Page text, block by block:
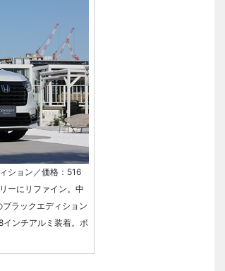
ション／価格：516
ーにリファイン。中
ラックエディション
ンチアルミ装着。ボ